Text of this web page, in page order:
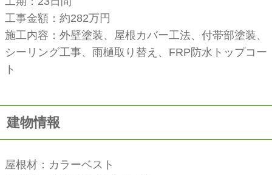
工事金額：約282万円
施工内容：外壁塗装、屋根カバー工法、付帯部塗装、
シーリング工事、雨樋取り替え、FRP防水トップコー
ト
建物情報
屋根材：カラーベスト